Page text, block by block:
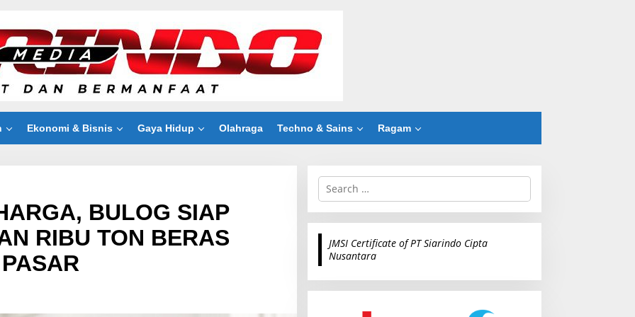
Ekonomi & Bisnis Gaya Hidup Olahraga Techno & Sains Ragam
BULOG SIAP
RIBU TON BERAS
S
r
c
r
JMSI Certificate of PT Siarindo Cipta
Nusantara